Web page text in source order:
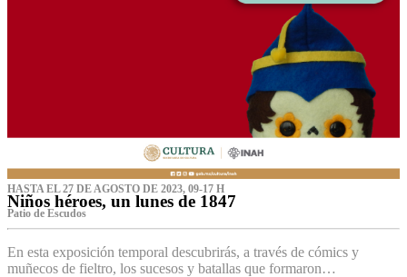
HASTA EL 27 DE AGOSTO DE 2023, 09-17 H
Niños héroes, un lunes de 1847
Patio de Escudos
En esta exposición temporal descubrirás, a través de cómics y
muñecos de fieltro, los sucesos y batallas que formaron…